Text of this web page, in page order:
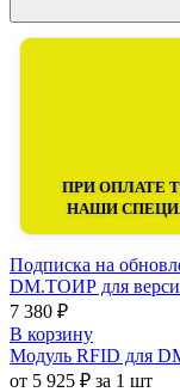
ПРИ ОПЛАТЕ
НАШИ
Подписка на
DM.ТОИР для
7 380 ₽
В корзину
Модуль RFID для
от 5 925 ₽ за 1 шт